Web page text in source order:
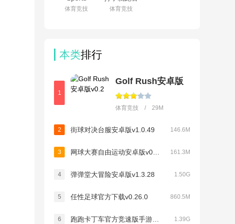
Battle安卓版
v1.0.8
体育竞技
方版v1.0
体育竞技
本类排行
1
Golf Rush安卓版
体育竞技 / 29M
2 街球对决台服安卓版v1.0.49 146.6M
3 161.3M
4 弹弹堂大冒险安卓版v1.3.28 1.50G
5 任性足球官方下载v0.26.0 860.5M
6 1.39G